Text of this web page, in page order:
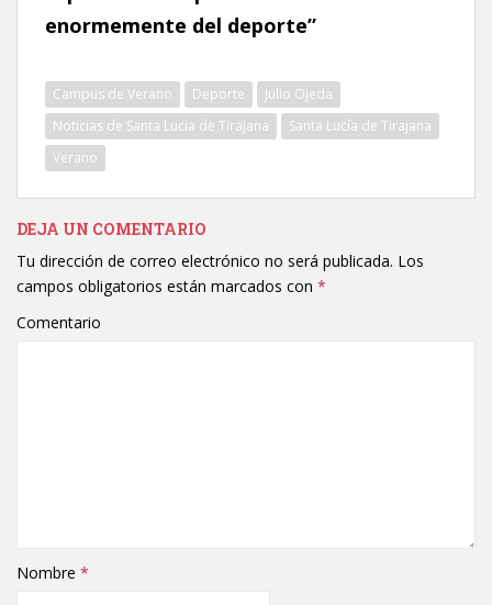
enormemente del deporte”
Campus de Verano Deporte
Julio Ojeda
Noticias de Santa Lucia de Tirajana
Santa Lucía de Tirajana
Verano
DEJA UN COMENTARIO
Tu dirección de correo electrónico no será publicada. Los
campos obligatorios están marcados con *
Comentario
Nombre *